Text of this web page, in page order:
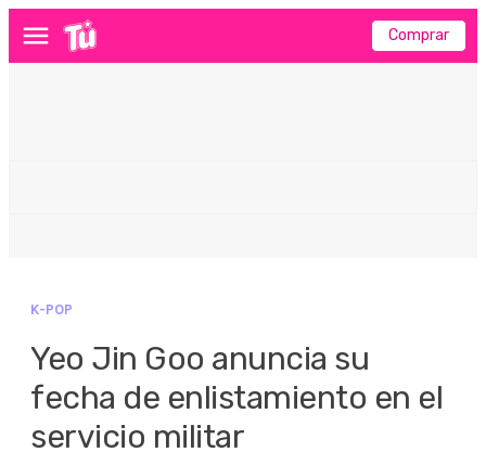
Menú Comprar
K-POP
Yeo Jin Goo anuncia su
fecha de enlistamiento en el
servicio militar